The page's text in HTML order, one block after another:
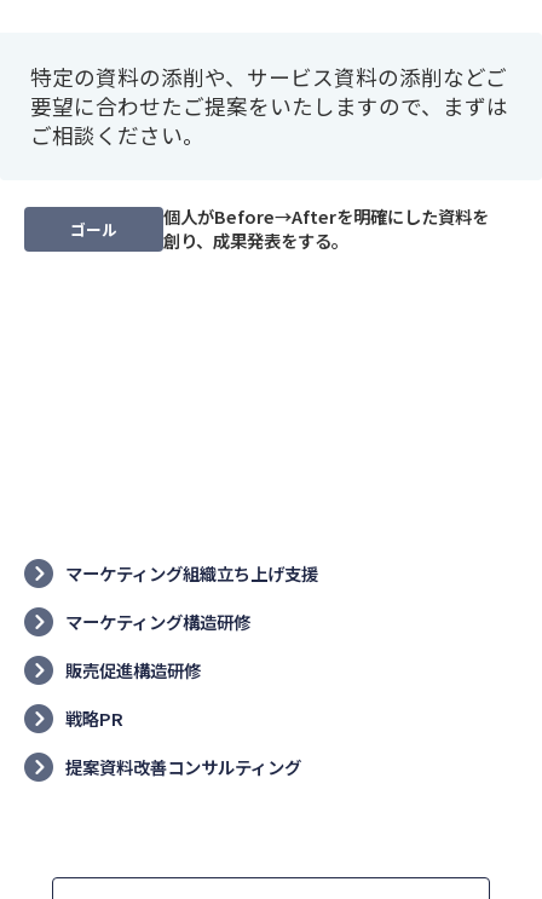
特定の資料の添削や、サービス資料の添削などご
要望に合わせたご提案をいたしますので、まずは
ご相談ください。
ゴール
個人がBefore→Afterを明確にした資料を
創り、成果発表をする。
マーケティング組織立ち上げ支援
マーケティング構造研修
販売促進構造研修
戦略PR
提案資料改善コンサルティング